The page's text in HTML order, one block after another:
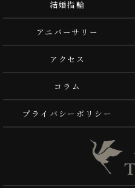
結婚指輪
アニバーサリー
アクセス
コラム
プライバシーポリシー